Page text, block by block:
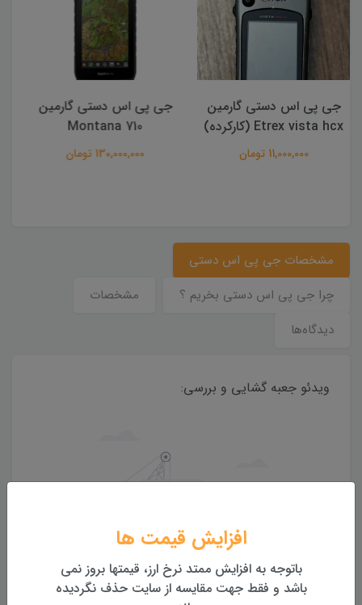
جی پی اس دستی گارمین
Montana 710
130,000,000 تومان
جی پی اس دستی گارمین
مدل eTrex SOLAR
45,000,000 تومان
مشخصات جی پی اس دستی
چرا جی پی اس دستی بخریم ؟
مشخصات
دیدگاه‌ها
ویدئو جعبه گشایی و بررسی:
افزایش قیمت ها
باتوجه به افزایش ممتد نرخ ارز، قیمتها بروز نمی
باشد و فقط جهت مقایسه از سایت حذف نگردیده